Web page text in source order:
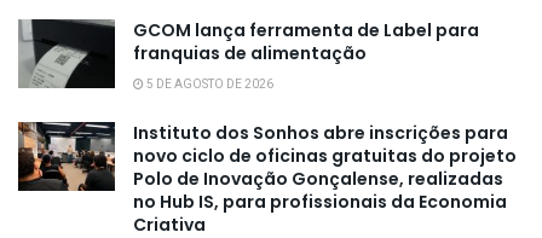
GCOM lança ferramenta de Label para
franquias de alimentação
5 DE AGOSTO DE 2026
Instituto dos Sonhos abre inscrições para
novo ciclo de oficinas gratuitas do projeto
Polo de Inovação Gonçalense, realizadas
no Hub IS, para profissionais da Economia
Criativa